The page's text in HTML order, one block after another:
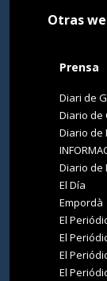
Otras
Prensa
Diari de
Diario de
Diario de
Diario de
El Día
Empordà
El
El
El
El